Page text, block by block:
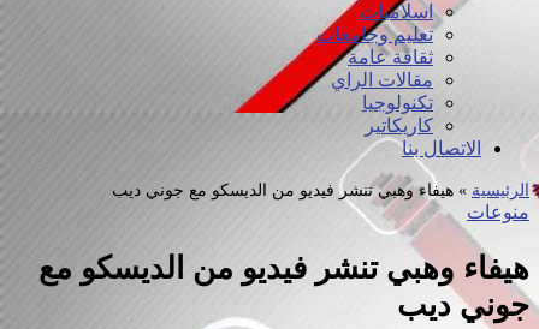
اسلاميات
تعليم وجامعات
ثقافة عامة
مقالات الراي
تكنولوجيا
كاريكاتير
الاتصال بنا
الرئيسية » هيفاء وهبي تنشر فيديو من الديسكو مع جوني ديب
منوعات
هيفاء وهبي تنشر فيديو من الديسكو مع
جوني ديب